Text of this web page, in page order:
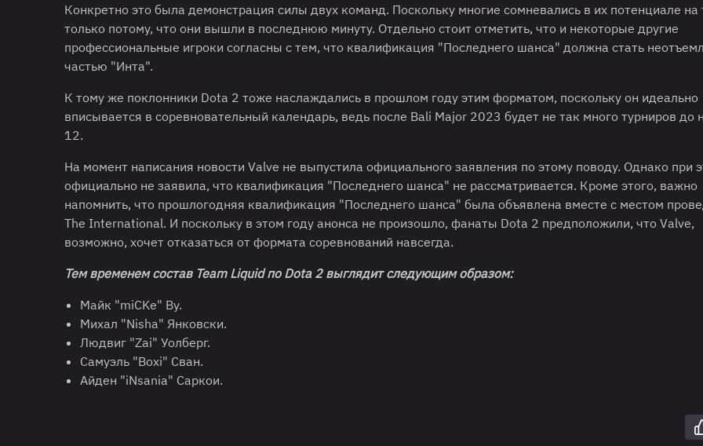
Конкретно это была демонстрация силы двух команд. Поскольку многие сомневались в их потенциале на
только потому, что они вышли в последнюю минуту. Отдельно стоит отметить, что и некоторые другие
профессиональные игроки согласны с тем, что квалификация "Последнего шанса" должна стать
частью "Инта".
К тому же поклонники Dota 2 тоже наслаждались в прошлом году этим форматом, поскольку он идеально
вписывается в соревновательный календарь, ведь после Bali Major 2023 будет не так много турниров до
12.
На момент написания новости Valve не выпустила официального заявления по этому поводу. Однако при
официально не заявила, что квалификация "Последнего шанса" не рассматривается. Кроме этого, важно
напомнить, что прошлогодняя квалификация "Последнего шанса" была объявлена вместе с местом
The International. И поскольку в этом году анонса не произошло, фанаты Dota 2 предположили, что Valve,
возможно, хочет отказаться от формата соревнований навсегда.
Тем временем состав Team Liquid по Dota2 выглядит следующим образом:
Майк "miCKe" Ву.
Михал "Nisha" Янковски.
Людвиг "Zai" Уолберг.
Самуэль "Boxi" Сван.
Айден "iNsania" Саркои.